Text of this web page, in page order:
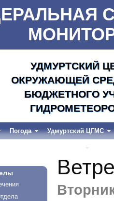
УДМУРТСКИЙ
ОКРУЖАЮЩЕЙ
БЮДЖЕТНОГО
Погода Удмуртский ЦГМС